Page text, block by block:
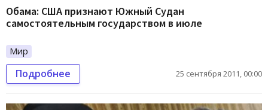
Обама: США признают Южный Судан
самостоятельным государством в июле
Мир
Подробнее 25 сентября 2011, 00:00